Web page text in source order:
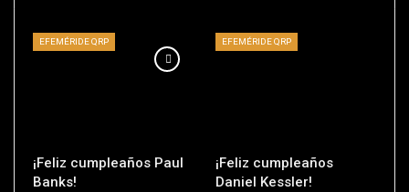
EFEMÉRIDE QRP
¡Feliz cumpleaños Paul
Banks!
EFEMÉRIDE QRP
¡Feliz cumpleaños
Daniel Kessler!